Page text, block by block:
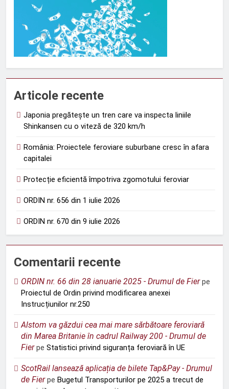
Articole recente
Japonia pregătește un tren care va inspecta liniile
Shinkansen cu o viteză de 320 km/h
România: Proiectele feroviare suburbane cresc în afara
capitalei
Protecție eficientă împotriva zgomotului feroviar
ORDIN nr. 656 din 1 iulie 2026
ORDIN nr. 670 din 9 iulie 2026
Comentarii recente
ORDIN nr. 66 din 28 ianuarie 2025 - Drumul de Fierpe
Proiectul de Ordin privind modificarea anexei
Instrucțiunilor nr.250
Alstom va găzdui cea mai mare sărbătoare feroviară
din Marea Britanie în cadrul Railway 200 - Drumul de
Fierpe Statistici privind siguranța feroviară în UE
ScotRail lansează aplicația de bilete Tap&Pay - Drumul
de Fierpe Bugetul Transporturilor pe 2025 a trecut de